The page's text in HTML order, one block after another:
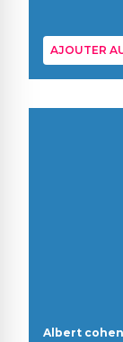
AJOUTER
Albert